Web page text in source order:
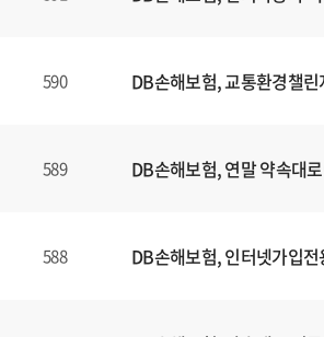
590 DB손해보험, 교통환경챌
589 DB손해보험, 연말 약속대
588 DB손해보험, 인터넷가입